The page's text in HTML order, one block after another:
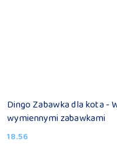
Dingo Zabawka dla kota -
wymiennymi zabawkami
Cena:
18.56